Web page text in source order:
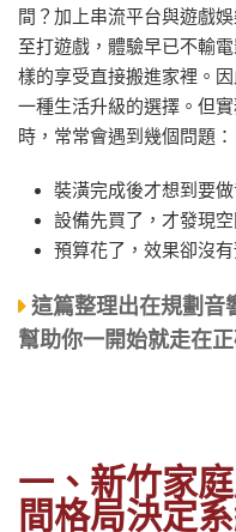
間？加上串流平台與遊戲
至打遊戲，體驗早已不輸
樣的享受直接搬進家裡。
一種生活升級的選擇。但
時，常常會遇到幾個問題：
裝潢完成後才想到要
設備先買了，才發現
預算花了，效果卻沒有
這篇整理出在規劃音
幫助你一開始就走在
一、新竹家
間格局決定